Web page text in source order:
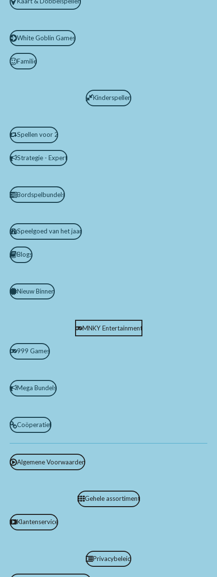
White Goblin Games
Familie
Kinderspellen
Spellen voor 2
Strategie - Expert
Bordspelbundels
Speelgoed van het jaar
Blogs
Nieuw Binnen
MNKY Entertainment
999 Games
Mega Bundels
Coöperatief
Algemene Voorwaarden
Gehele assortiment
Klantenservice
Privacybeleid